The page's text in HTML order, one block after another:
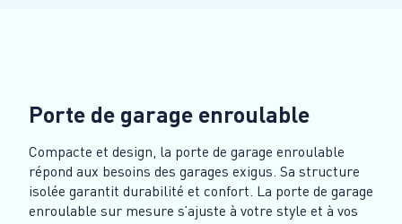
Porte de garage enroulable
Compacte et design, la porte de garage enroulable
répond aux besoins des garages exigus. Sa structure
isolée garantit durabilité et confort. La porte de garage
enroulable sur mesure s’ajuste à votre style et à vos